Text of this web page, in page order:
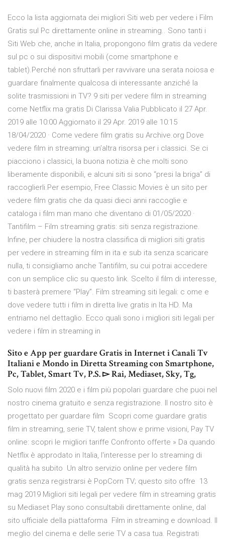
Ecco la lista aggiornata dei migliori Siti web per vedere i Film
Gratis sul Pc direttamente online in streaming.. Sono tanti i
Siti Web che, anche in Italia, propongono film gratis da vedere
sul pc o sui dispositivi mobili (come smartphone e
tablet).Perché non sfruttarli per ravvivare una serata noiosa e
guardare finalmente qualcosa di interessante anziché la
solite trasmissioni in TV? 9 siti per vedere film in streaming
come Netflix ma gratis Di Clarissa Valia Pubblicato il 27 Apr.
2019 alle 10:00 Aggiornato il 29 Apr. 2019 alle 10:15
18/04/2020 · Come vedere film gratis su Archive.org Dove
vedere film in streaming: un’altra risorsa per i classici. Se ci
piacciono i classici, la buona notizia è che molti sono
liberamente disponibili, e alcuni siti si sono “presi la briga” di
raccoglierli.Per esempio, Free Classic Movies è un sito per
vedere film gratis che da quasi dieci anni raccoglie e
cataloga i film man mano che diventano di 01/05/2020 ·
Tantifilm – Film streaming gratis: siti senza registrazione.
Infine, per chiudere la nostra classifica di migliori siti gratis
per vedere in streaming film in ita e sub ita senza scaricare
nulla, ti consigliamo anche Tantifilm, su cui potrai accedere
con un semplice clic su questo link. Scelto il film di interesse,
ti basterà premere “Play”. Film streaming siti legali: c ome e
dove vedere tutti i film in diretta live gratis in Ita HD. Ma
entriamo nel dettaglio. Ecco quali sono i migliori siti legali per
vedere i film in streaming in
Sito e App per guardare Gratis in Internet i Canali Tv
Italiani e Mondo in Diretta Streaming con Smartphone,
Pc, Tablet, Smart Tv, P.S. ▻ Rai, Mediaset, Sky, Tg,
Solo nuovi film 2020 e i film più popolari guardare che puoi nel
nostro cinema gratuito e senza registrazione. Il nostro sito è
progettato per guardare film Scopri come guardare gratis
film in streaming, serie TV, talent show e prime visioni, Pay TV
online: scopri le migliori tariffe Confronto offerte » Da quando
Netflix è approdato in Italia, l'interesse per lo streaming di
qualità ha subito Un altro servizio online per vedere film
gratis senza registrarsi è PopCorn TV; questo sito offre 13
mag 2019 Migliori siti legali per vedere film in streaming gratis
su Mediaset Play sono consultabili direttamente online, dal
sito ufficiale della piattaforma Film in streaming e download. Il
meglio del cinema e delle serie TV a casa tua. Registrati